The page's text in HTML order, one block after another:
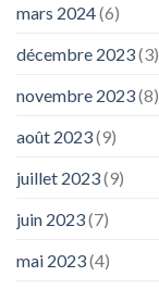
mars 2024(6)
décembre 2023(3)
novembre 2023(8)
août 2023(9)
juillet 2023(9)
juin 2023(7)
mai 2023(4)